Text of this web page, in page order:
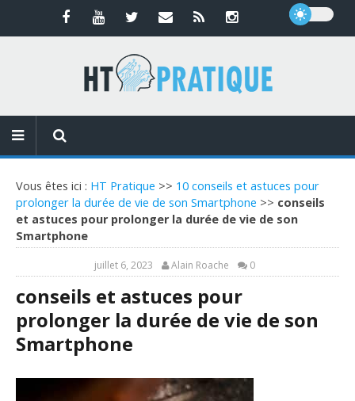
Vous êtes ici : HT Pratique >> 10 conseils et astuces pour
prolonger la durée de vie de son Smartphone >> conseils
et astuces pour prolonger la durée de vie de son
Smartphone
juillet 6, 2023 Alain Roache 0
conseils et astuces pour
prolonger la durée de vie de son
Smartphone